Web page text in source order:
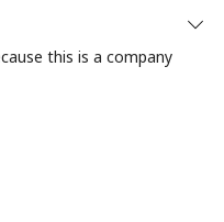
this is a company